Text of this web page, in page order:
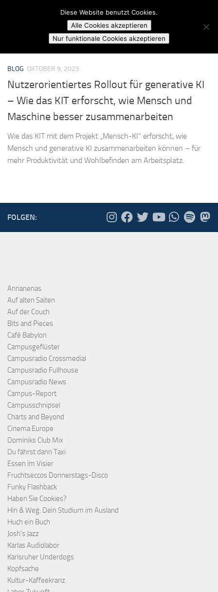
Skip to content
Campusradio Karlsruhe
MARKIERT:HUMAN IN THE LOOP
BLOG OKTOBER 9, 2025
Nutzerorientiertes Rollout für generative KI
– Wie das KIT erforscht, wie Mensch und
Maschine besser zusammenarbeiten
Wie das KIT mit dem Projekt „Mensch-KI“ erforscht, wie
Mensch und generative KI zusammenarbeiten können – für
mehr Produktivität und Wohlbefinden am Arbeitsplatz.
FOLGEN:
Annanenas
Auf alten Saiten
Auf der Couch
Bits and Pieces
Café Babylon
Campusgeflüster
Campusradio Crossmedial
Campusradio Fullhouse
Campusradio News
Campus-Report
Campusschnipsel
Charts and Beyond
Cinema Europe
Dominiks Club Mix
Du fährst dann Taxi
Essen im Visier
Fruchtseccos Donnerstags-Disco
Funky Flashback
Haben Sie Cookies?
Hin & Weg: Dein Studium im Ausland
Huch ein Buch
Josh's Jazz
Karlas Audiolabor
Karlsruher Underdogs
Kopfsache
Kultur-Kaffeekranz
Diese Website benutzt Cookies.
Alle Cookies akzeptieren
Nur funktionale Cookies akzeptieren